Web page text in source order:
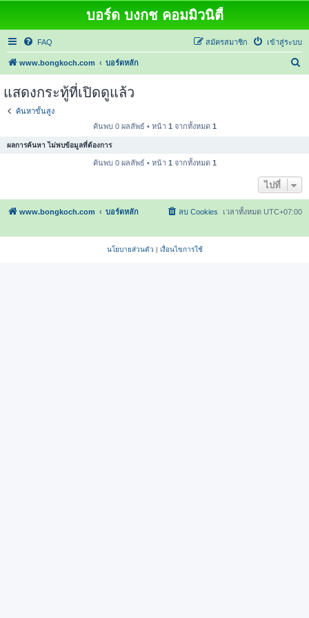
บอร์ด บงกช คอมมิวนิตี้
FAQ เข้าสู่ระบบ
สมัครสมาชิก
www.bongkoch.com บอร์ดหลัก
แสดงกระทู้ที่เปิดดูแล้ว
ค้นหาขั้นสูง
ค้นพบ 0 ผลลัพธ์ • หน้า 1 จากทั้งหมด 1
ผลการค้นหา ไม่พบข้อมูลที่ต้องการ
ค้นพบ 0 ผลลัพธ์ • หน้า 1 จากทั้งหมด 1
ไปที่
www.bongkoch.com บอร์ดหลัก เวลาทั้งหมด UTC+07:00
ลบ Cookies
นโยบายส่วนตัว | เงื่อนไขการใช้